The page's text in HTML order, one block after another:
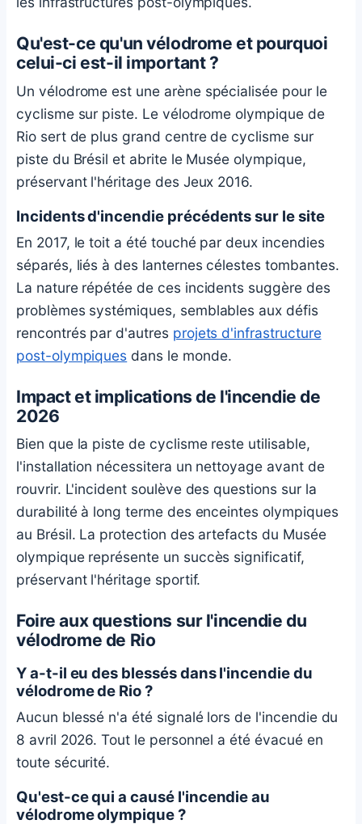
Qu'est-ce qu'un vélodrome et pourquoi
celui-ci est-il important ?
Un vélodrome est une arène spécialisée pour le
cyclisme sur piste. Le vélodrome olympique de
Rio sert de plus grand centre de cyclisme sur
piste du Brésil et abrite le Musée olympique,
préservant l'héritage des Jeux 2016.
Incidents d'incendie précédents sur le site
En 2017, le toit a été touché par deux incendies
séparés, liés à des lanternes célestes tombantes.
La nature répétée de ces incidents suggère des
problèmes systémiques, semblables aux défis
rencontrés par d'autres projets d'infrastructure
post-olympiques dans le monde.
Impact et implications de l'incendie de
2026
Bien que la piste de cyclisme reste utilisable,
l'installation nécessitera un nettoyage avant de
rouvrir. L'incident soulève des questions sur la
durabilité à long terme des enceintes olympiques
au Brésil. La protection des artefacts du Musée
olympique représente un succès significatif,
préservant l'héritage sportif.
Foire aux questions sur l'incendie du
vélodrome de Rio
Y a-t-il eu des blessés dans l'incendie du
vélodrome de Rio ?
Aucun blessé n'a été signalé lors de l'incendie du
8 avril 2026. Tout le personnel a été évacué en
toute sécurité.
Qu'est-ce qui a causé l'incendie au
vélodrome olympique ?